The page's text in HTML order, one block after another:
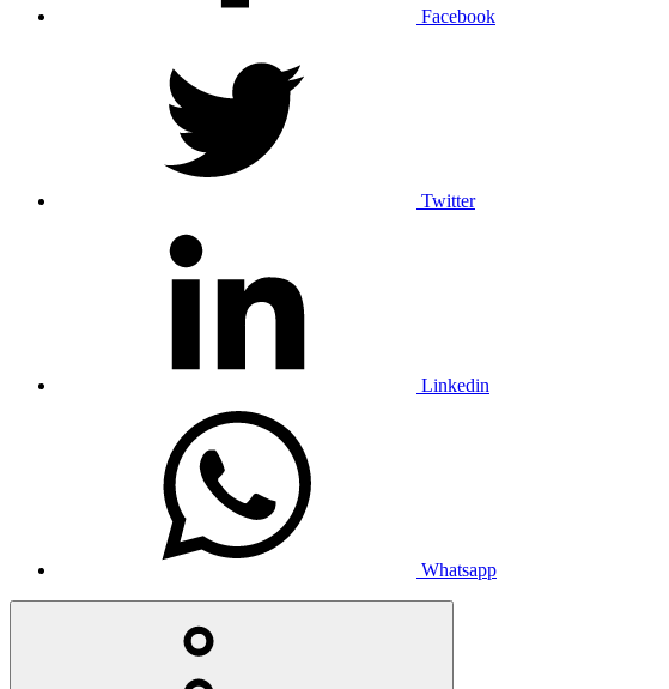
Facebook
Twitter
Linkedin
Whatsapp